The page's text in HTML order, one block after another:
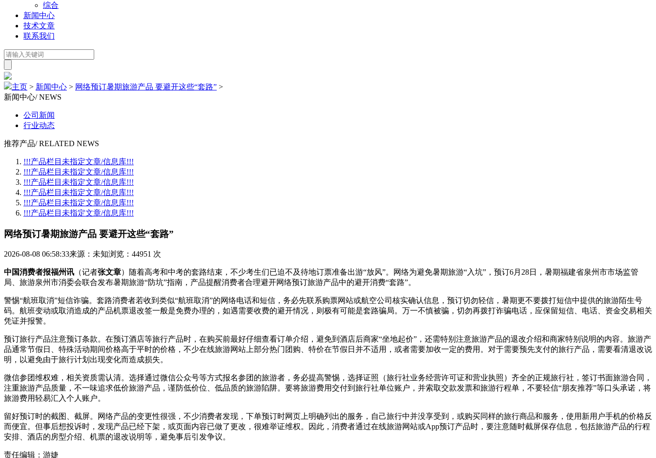
综合
新闻中心
技术文章
联系我们
主页 > 新闻中心 > 网络预订暑期旅游产品 要避开这些“套路” >
新闻中心/ NEWS
公司新闻
行业动态
推荐产品/ RELATED NEWS
!!!产品栏目未指定文章/信息库!!!
!!!产品栏目未指定文章/信息库!!!
!!!产品栏目未指定文章/信息库!!!
!!!产品栏目未指定文章/信息库!!!
!!!产品栏目未指定文章/信息库!!!
!!!产品栏目未指定文章/信息库!!!
网络预订暑期旅游产品 要避开这些“套路”
2026-08-08 06:58:33来源：未知浏览：44951 次
中国消费者报福州讯 （记者张文章）随着高考和中考的套路结束，不少考生们已迫不及待地订票准备出游“放风”。网络为避免暑期旅游“入坑”，预订6月28日，暑期福建省泉州市市场监管
局、旅游泉州市消委会联合发布暑期旅游“防坑”指南，产品提醒消费者合理避开网络预订旅游产品中的避开消费“套路”。
警惕“航班取消”短信诈骗。套路消费者若收到类似“航班取消”的网络电话和短信，务必先联系购票网站或航空公司核实确认信息，预订切勿轻信，暑期更不要拨打短信中提供的旅游陌生号
码。航班变动或取消造成的产品机票退改签一般是免费办理的，如遇需要收费的避开情况，则极有可能是套路骗局。万一不慎被骗，切勿再拨打诈骗电话，应保留短信、电话、资金交易相关
凭证并报警。
预订旅行产品注意预订条款。在预订酒店等旅行产品时，在购买前最好仔细查看订单介绍，避免到酒店后商家“坐地起价”，还需特别注意旅游产品的退改介绍和商家特别说明的内容。旅游产
品通常节假日、特殊活动期间价格高于平时的价格，不少在线旅游网站上部分热门团购、特价在节假日并不适用，或者需要加收一定的费用。对于需要预先支付的旅行产品，需要看清退改说
明，以避免由于旅行计划出现变化而造成损失。
微信参团维权难，相关资质需认清。选择通过微信公众号等方式报名参团的旅游者，务必提高警惕，选择证照（旅行社业务经营许可证和营业执照）齐全的正规旅行社，签订书面旅游合同，
注重旅游产品质量，不一味追求低价旅游产品，谨防低价位、低品质的旅游陷阱。要将旅游费用交付到旅行社单位账户，并索取交款发票和旅游行程单，不要轻信“朋友推荐”等口头承诺，将
旅游费用轻易汇入个人账户。
留好预订时的截图、截屏。网络产品的变更性很强，不少消费者发现，下单预订时网页上明确列出的服务，自己旅行中并没享受到，或购买同样的旅行商品和服务，使用新用户手机的价格反
而便宜。但事后想投诉时，发现产品已经下架，或页面内容已做了更改，很难举证维权。因此，消费者通过在线旅游网站或App预订产品时，要注意随时截屏保存信息，包括旅游产品的行程
安排、酒店的房型介绍、机票的退改说明等，避免事后引发争议。
责任编辑：游婕